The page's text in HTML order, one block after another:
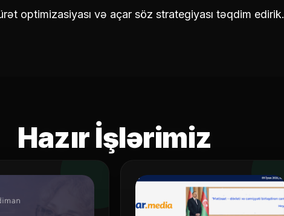
optimizasiyası və açar söz strategiyası təqdim edirik.
Hazır İşlərimiz